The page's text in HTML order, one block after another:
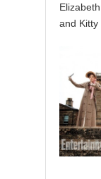
and Kitty